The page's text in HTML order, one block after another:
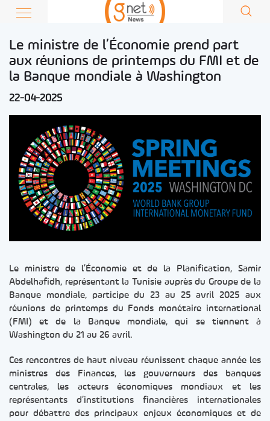
Le ministre de l’Économie prend part
aux réunions de printemps du FMI et de
la Banque mondiale à Washington
22-04-2025
Le ministre de l’Économie et de la Planification, Samir
Abdelhafidh, représentant la Tunisie auprès du Groupe de la
Banque mondiale, participe du 23 au 25 avril 2025 aux
réunions de printemps du Fonds monétaire international
(FMI) et de la Banque mondiale, qui se tiennent à
Washington du 21 au 26 avril.
Ces rencontres de haut niveau réunissent chaque année les
ministres des Finances, les gouverneurs des banques
centrales, les acteurs économiques mondiaux et les
représentants d’institutions financières internationales
pour débattre des principaux enjeux économiques et de